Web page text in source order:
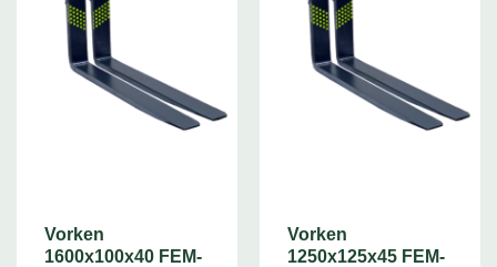
Vorken
1600x100x40 FEM-
Vorken
1250x125x45 FEM-